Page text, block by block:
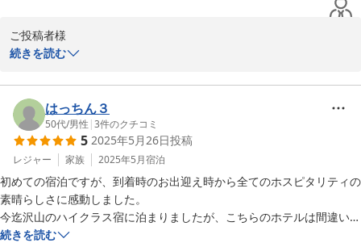
ご投稿者様
この度はご家族三世代での大切なご旅行に、鬼怒川金谷ホテルにご
ご滞在につきましてご満足いただけましたようで、私共も大変嬉し
い限りでございます。
中でもスタッフのおもてなしにつきましてお褒めのお言葉を頂戴し
大変恐縮でございます。
また是非紅葉の季節にご家族皆様お揃いで、鬼怒川渓谷の景色と旬
の味覚をお楽しみにご来館いただけますと幸いでございます。
日々サービス向上に努めてまいりますので、今後とも何卒お引き立
ての程宜しくお願い申し上げます。
ご投稿ありがとうございました。
続きを読む
はっちん３
50代/男性 |3件のクチコミ
5 2025年5月26日投稿
レジャー 家族 2025年5月宿泊
初めての宿泊ですが、到着時のお出迎え時から全てのホスピタリティの
素晴らしさに感動しました。
今迄沢山のハイクラス宿に泊まりましたが、こちらのホテルは間違いな
く五つ星と確信しました！
続きを読む